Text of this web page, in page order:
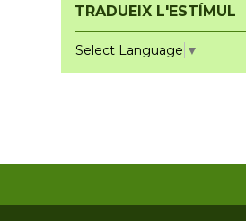
TRADUEIX L'ESTÍMUL
Select Language ▼